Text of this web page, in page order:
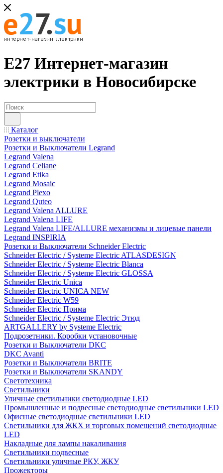
Е27 Интернет-магазин
электрики в Новосибирске
Каталог
Розетки и выключатели
Розетки и Выключатели Legrand
Legrand Valena
Legrand Celiane
Legrand Etika
Legrand Mosaic
Legrand Plexo
Legrand Quteo
Legrand Valena ALLURE
Legrand Valena LIFE
Legrand Valena LIFE/ALLURE механизмы и лицевые панели
Legrand INSPIRIA
Розетки и Выключатели Schneider Electric
Schneider Electric / Systeme Electric ATLASDESIGN
Schneider Electric / Systeme Electric Blanca
Schneider Electric / Systeme Electric GLOSSA
Schneider Electric Unica
Schneider Electric UNICA NEW
Schneider Electric W59
Schneider Electric Прима
Schneider Electric / Systeme Electric Этюд
ARTGALLERY by Systeme Electric
Подрозетники. Коробки установочные
Розетки и Выключатели DKC
DKC Avanti
Розетки и Выключатели BRITE
Розетки и Выключатели SKANDY
Светотехника
Светильники
Уличные светильники светодиодные LED
Промышленные и подвесные светодиодные светильники LED
Офисные светодиодные светильники LED
Светильники для ЖКХ и торговых помещений светодиодные
LED
Накладные для лампы накаливания
Светильники подвесные
Светильники уличные РКУ, ЖКУ
Прожекторы